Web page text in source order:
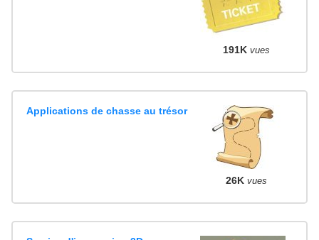
191K vues
Applications de chasse au trésor
26K vues